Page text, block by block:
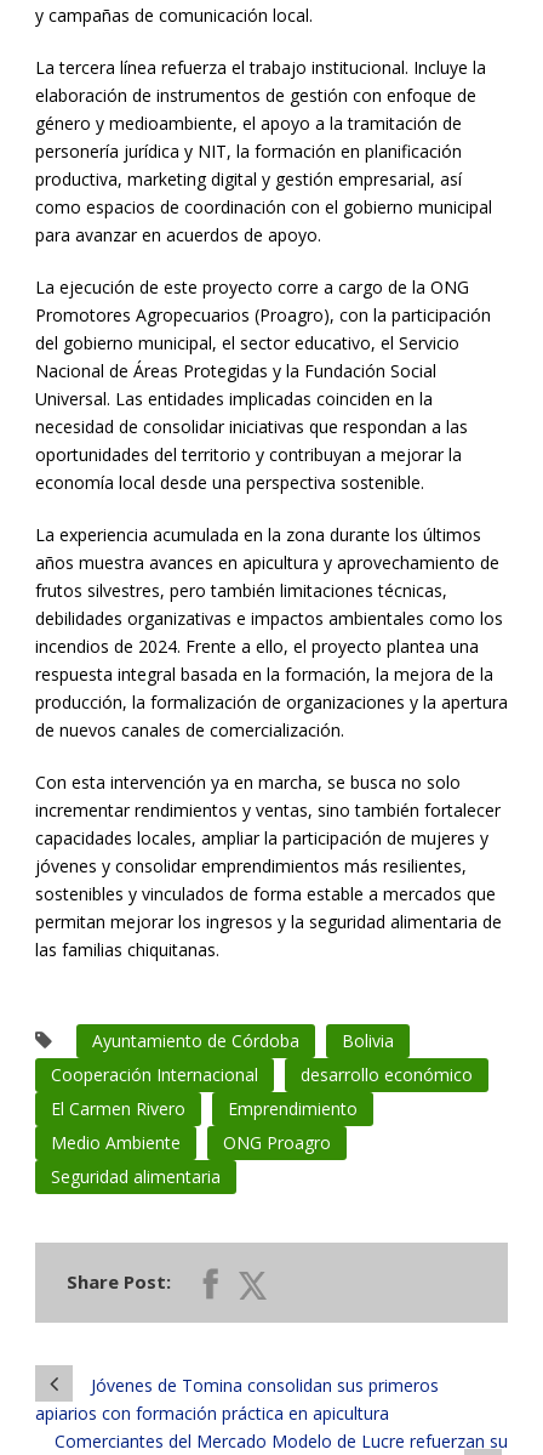
y campañas de comunicación local.
La tercera línea refuerza el trabajo institucional. Incluye la
elaboración de instrumentos de gestión con enfoque de
género y medioambiente, el apoyo a la tramitación de
personería jurídica y NIT, la formación en planificación
productiva, marketing digital y gestión empresarial, así
como espacios de coordinación con el gobierno municipal
para avanzar en acuerdos de apoyo.
La ejecución de este proyecto corre a cargo de la ONG
Promotores Agropecuarios (Proagro), con la participación
del gobierno municipal, el sector educativo, el Servicio
Nacional de Áreas Protegidas y la Fundación Social
Universal. Las entidades implicadas coinciden en la
necesidad de consolidar iniciativas que respondan a las
oportunidades del territorio y contribuyan a mejorar la
economía local desde una perspectiva sostenible.
La experiencia acumulada en la zona durante los últimos
años muestra avances en apicultura y aprovechamiento de
frutos silvestres, pero también limitaciones técnicas,
debilidades organizativas e impactos ambientales como los
incendios de 2024. Frente a ello, el proyecto plantea una
respuesta integral basada en la formación, la mejora de la
producción, la formalización de organizaciones y la apertura
de nuevos canales de comercialización.
Con esta intervención ya en marcha, se busca no solo
incrementar rendimientos y ventas, sino también fortalecer
capacidades locales, ampliar la participación de mujeres y
jóvenes y consolidar emprendimientos más resilientes,
sostenibles y vinculados de forma estable a mercados que
permitan mejorar los ingresos y la seguridad alimentaria de
las familias chiquitanas.
Ayuntamiento de Córdoba
Bolivia
Cooperación Internacional
desarrollo económico
El Carmen Rivero
Emprendimiento
Medio Ambiente
ONG Proagro
Seguridad alimentaria
Share Post:
Jóvenes de Tomina consolidan sus primeros
apiarios con formación práctica en apicultura
Comerciantes del Mercado Modelo de Lucre refuerzan su